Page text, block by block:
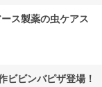
ス製薬の虫ケアス
ビビンバピザ登場！